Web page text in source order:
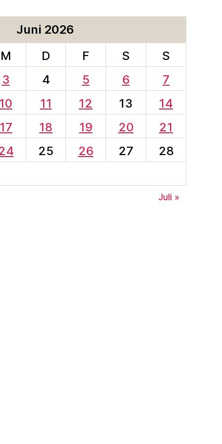
Juni 2026
M D F S
S
3 4 5 6
7
10 11 12 13
14
17 18 19 20
21
25 26 27
28
Juli »